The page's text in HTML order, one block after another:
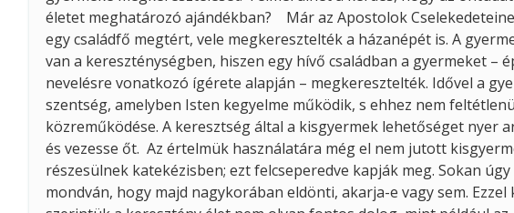
életet meghatározó ajándékban? Már az Apostolok
egy családfő megtért, vele megkeresztelték a házanépét is. A
van a kereszténységben, hiszen egy hívő családban a gyermeket –
nevelésre vonatkozó ígérete alapján – megkeresztelték. Idővel a
szentség, amelyben Isten kegyelme működik, s ehhez nem
közreműködése. A keresztség által a kisgyermek lehetőséget nyer
és vezesse őt. Az értelmük használatára még el nem jutott
részesülnek katekézisben; ezt felcseperedve kapják meg. Sokan
mondván, hogy majd nagykorában eldönti, akarja-e vagy sem.